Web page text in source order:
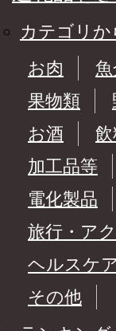
カテゴリ
お肉
果物類
お酒
加工品等
電化製品
旅行・ア
ヘルスケ
その他